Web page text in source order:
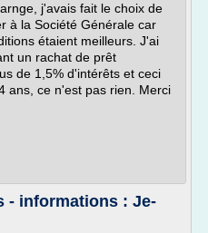
j'avais fait le choix de
à la Société Générale car
étaient meilleurs. J'ai
un rachat de prêt
de 1,5% d'intérêts et ceci
ans, ce n'est pas rien. Merci
- informations : Je-